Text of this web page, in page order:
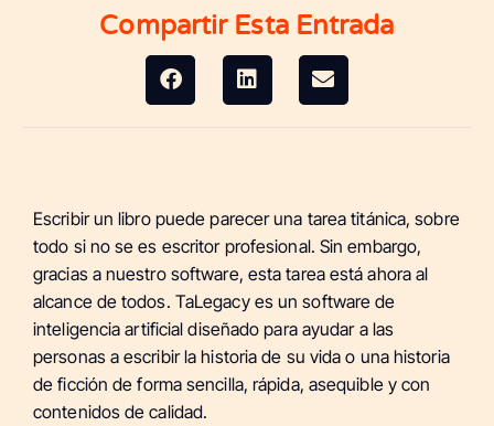
Compartir Esta Entrada
Escribir un libro puede parecer una tarea titánica, sobre
todo si no se es escritor profesional. Sin embargo,
gracias a nuestro software, esta tarea está ahora al
alcance de todos. TaLegacy es un software de
inteligencia artificial diseñado para ayudar a las
personas a escribir la historia de su vida o una historia
de ficción de forma sencilla, rápida, asequible y con
contenidos de calidad.